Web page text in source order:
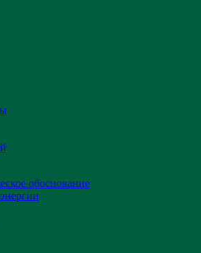
обоснование